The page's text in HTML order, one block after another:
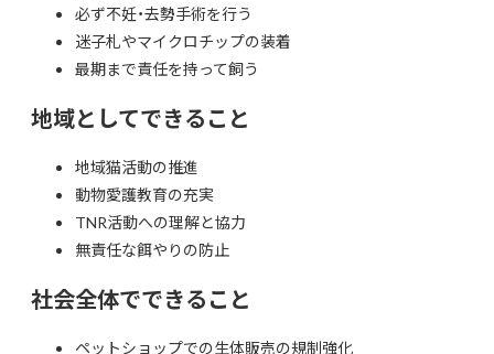
必ず不妊・去勢手術を行う
迷子札やマイクロチップの装着
最期まで責任を持って飼う
地域としてできること
地域猫活動の推進
動物愛護教育の充実
TNR活動への理解と協力
無責任な餌やりの防止
社会全体でできること
ペットショップでの生体販売の規制強化